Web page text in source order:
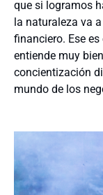
que si logramos
la naturaleza va
financiero. Ese
entiende muy
concientización
mundo de los